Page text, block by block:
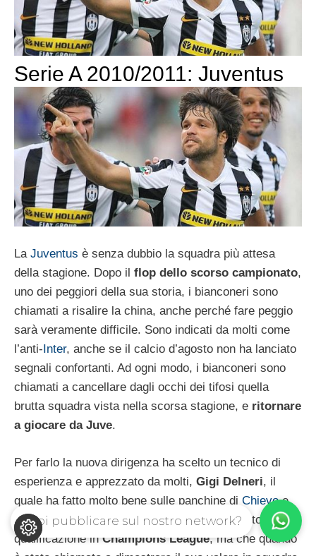
Serie A 2010/2011: Juventus
La Juventus è senza dubbio la squadra più attesa
della stagione. Dopo il flop dello scorso campionato,
uno dei peggiori della sua storia, i bianconeri sono
chiamati a risalire la china, anche perché fare peggio
sarà veramente difficile. Sono indicati da molti come
l’anti- Inter, anche se il calcio d’agosto non ha lanciato
segnali confortanti. Ad ogni modo, i bianconeri sono
chiamati a cancellare dagli occhi dei tifosi quella
brutta squadra vista nella scorsa stagione, e ritornare
a giocare da Juve.
Per farlo la nuova dirigenza ha scelto un tecnico di
esperienza e apprezzato da molti, Gigi Delneri, il
quale ha fatto molto bene sulle panchine di Chievoe
Sampdoria, con cui ha anche raggiunto una storica
qualificazione inChampions League, ma che quando
Vuoi pubblicare sul nostro network?